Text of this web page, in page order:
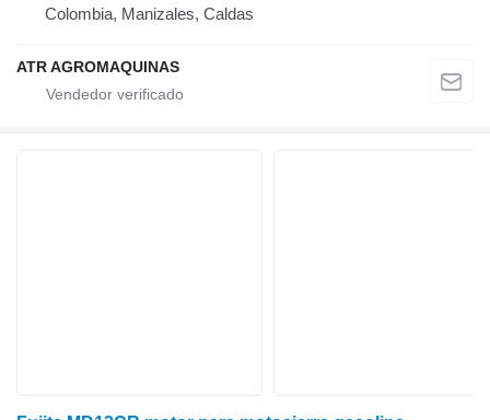
Colombia, Manizales, Caldas
ATR AGROMAQUINAS